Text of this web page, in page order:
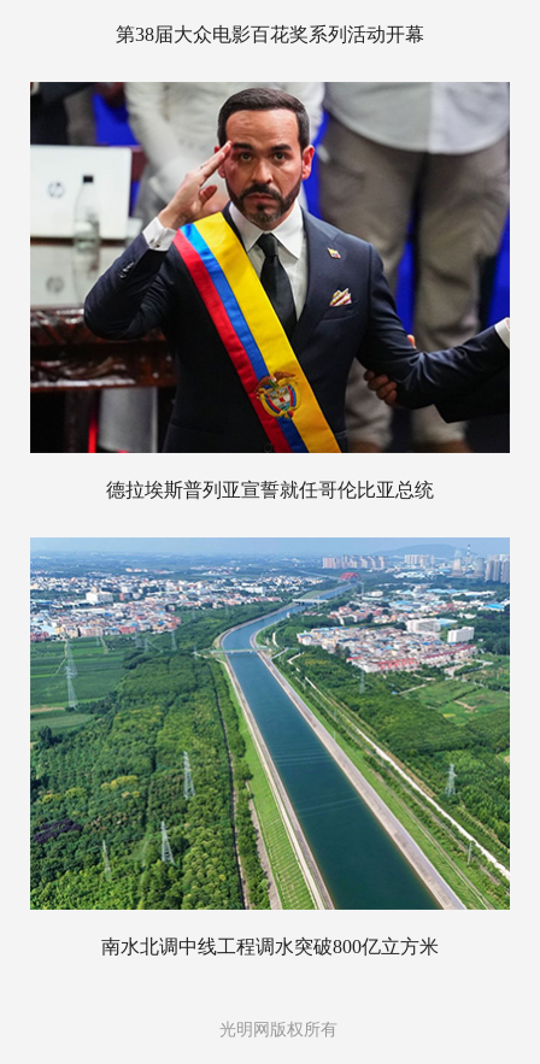
第38届大众电影百花奖系列活动开幕
德拉埃斯普列亚宣誓就任哥伦比亚总统
南水北调中线工程调水突破800亿立方米
光明网版权所有